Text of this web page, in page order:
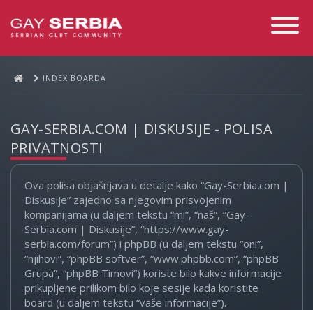
Toggle
INDEX BOARDA
GAY-SERBIA.COM | DISKUSIJE - POLISA
PRIVATNOSTI
Ova polisa objašnjava u detalje kako “Gay-Serbia.com |
Diskusije” zajedno sa njegovim prisvojenim
kompanijama (u daljem tekstu “mi”, “naš”, “Gay-
Serbia.com | Diskusije”, “https://www.gay-
serbia.com/forum”) i phpBB (u daljem tekstu “oni”,
“njihovi”, “phpBB softver”, “www.phpbb.com”, “phpBB
Grupa”, “phpBB Timovi”) koriste bilo kakve informacije
prikupljene prilikom bilo koje sesije kada koristite
board (u daljem tekstu “vaše informacije”).